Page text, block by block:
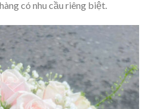
có nhu cầu riêng biệt.